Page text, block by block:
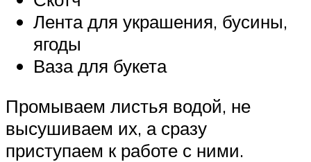
Лента для украшения, бусины,
ягоды
Ваза для букета
Промываем листья водой, не
высушиваем их, а сразу
приступаем к работе с ними.